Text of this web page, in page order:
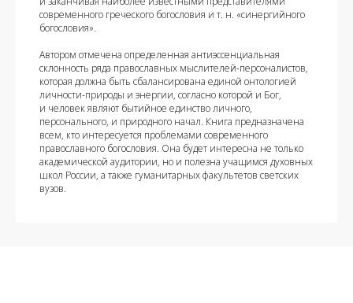
современного греческого богословия и т. н. «синергийного
богословия».
Автором отмечена определенная антиэссенциальная
склонность ряда православных мыслителей-персоналистов,
которая должна быть сбалансирована единой онтологией
личности-природы и энергии, согласно которой и Бог,
и человек являют бытийное единство личного,
персонального, и природного начал. Книга предназначена
всем, кто интересуется проблемами современного
православного богословия. Она будет интересна не только
академической аудитории, но и полезна учащимся духовных
школ России, а также гуманитарных факультетов светских
вузов.